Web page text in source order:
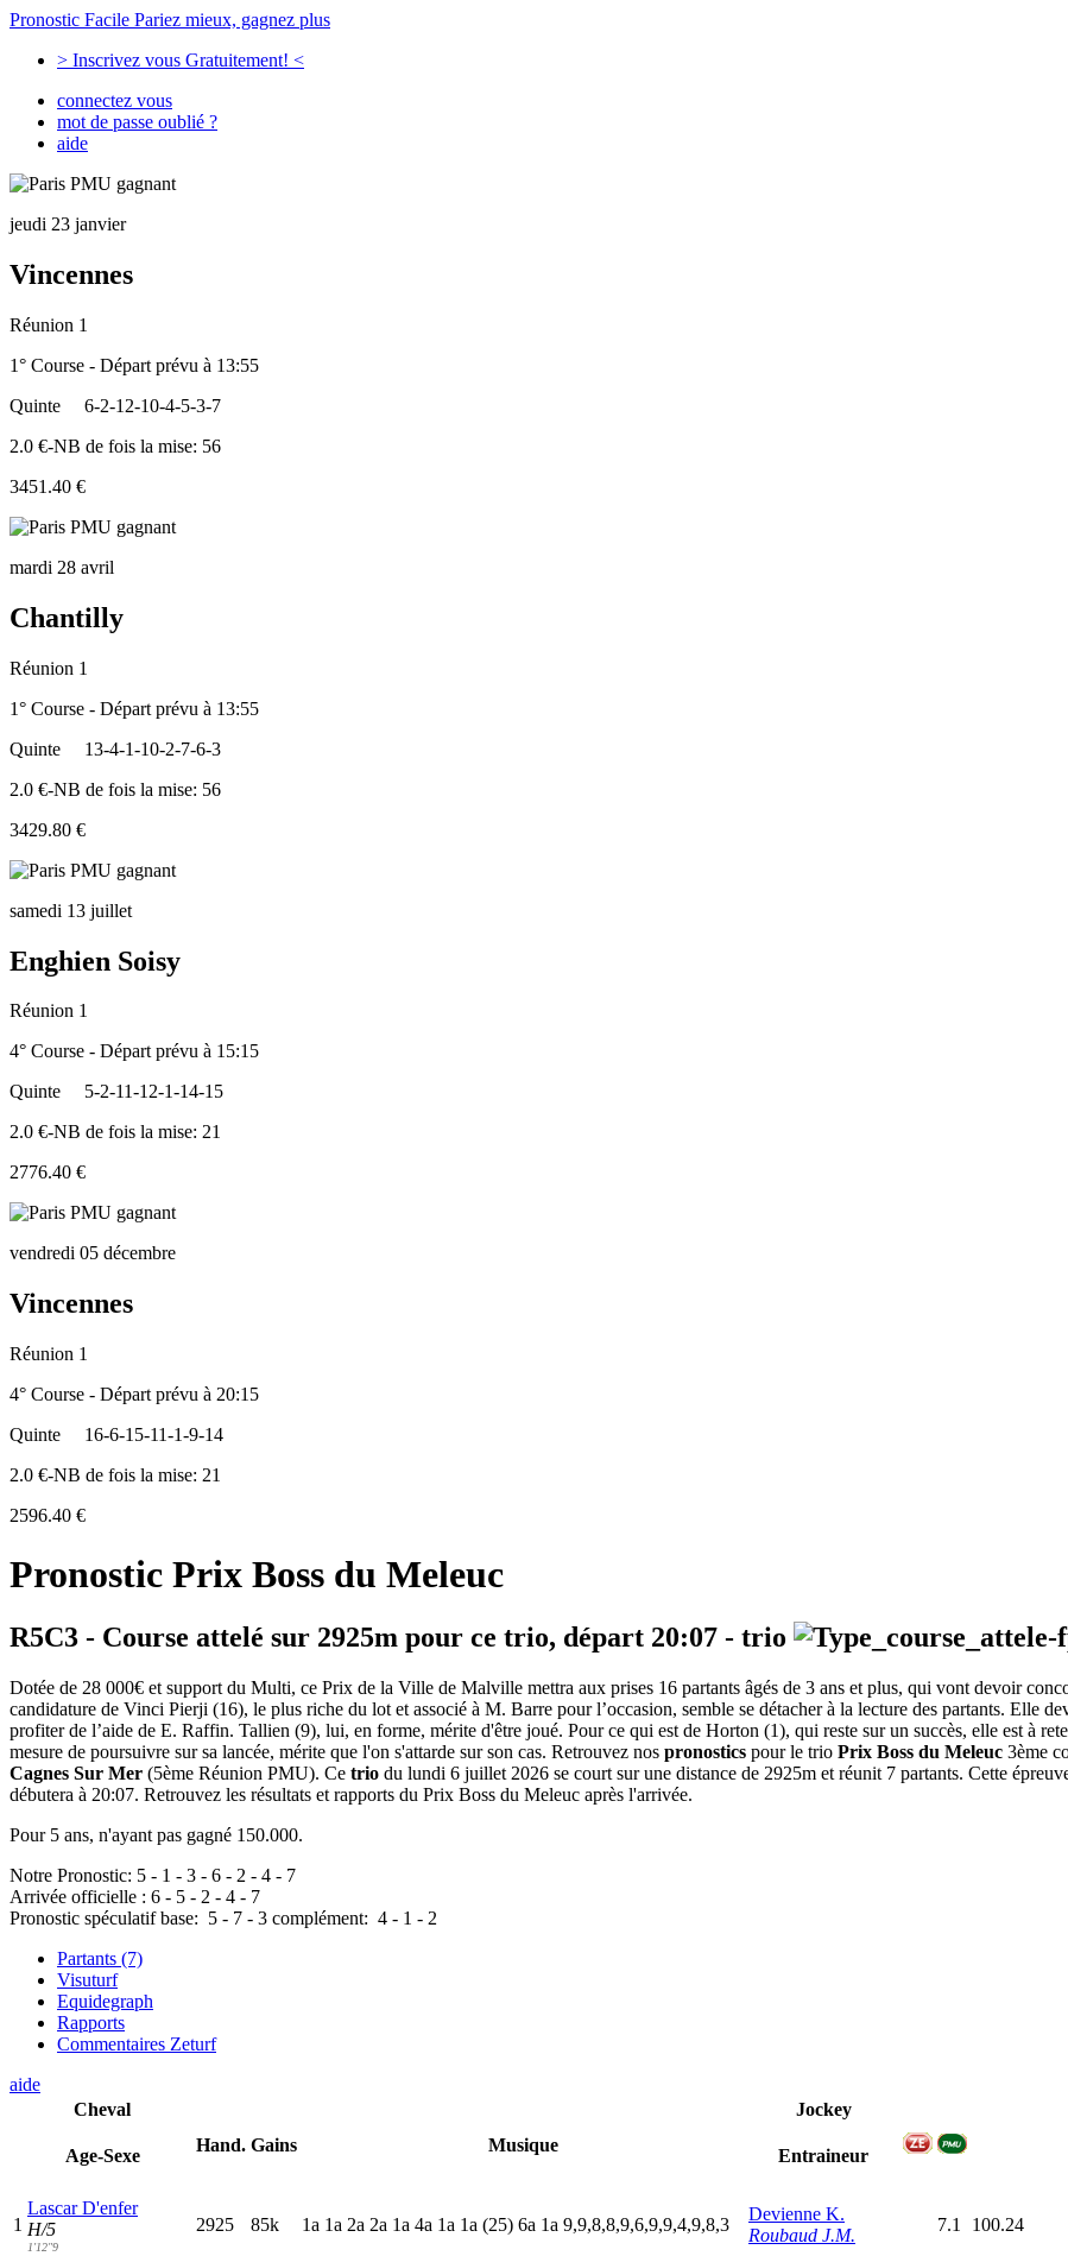
Pronostic Facile Pariez mieux, gagnez plus
> Inscrivez vous Gratuitement! <
connectez vous
mot de passe oublié ?
aide
jeudi 23 janvier
Vincennes
Réunion 1
1° Course - Départ prévu à 13:55
Quinte
6-2-12-10-4-5-3-7
2.0 €-NB de fois la mise: 56
3451.40 €
mardi 28 avril
Chantilly
Réunion 1
1° Course - Départ prévu à 13:55
Quinte
13-4-1-10-2-7-6-3
2.0 €-NB de fois la mise: 56
3429.80 €
samedi 13 juillet
Enghien Soisy
Réunion 1
4° Course - Départ prévu à 15:15
Quinte
5-2-11-12-1-14-15
2.0 €-NB de fois la mise: 21
2776.40 €
vendredi 05 décembre
Vincennes
Réunion 1
4° Course - Départ prévu à 20:15
Quinte
16-6-15-11-1-9-14
2.0 €-NB de fois la mise: 21
2596.40 €
Pronostic Prix Boss du Meleuc
R5C3 - Course attelé sur 2925m pour ce trio, départ 20:07 - trio
Dotée de 28 000€ et support du Multi, ce Prix de la Ville de Malville mettra aux prises 16 partants âgés de 3 ans et plus, qui vont devoir
candidature de Vinci Pierji (16), le plus riche du lot et associé à M. Barre pour l’occasion, semble se détacher à la lecture des partants. Elle
profiter de l’aide de E. Raffin. Tallien (9), lui, en forme, mérite d'être joué. Pour ce qui est de Horton (1), qui reste sur un succès, elle est à
mesure de poursuivre sur sa lancée, mérite que l'on s'attarde sur son cas. Retrouvez nos pronostics pour le trio Prix Boss du Meleuc 3ème
Cagnes Sur Mer (5ème Réunion PMU). Ce trio du lundi 6 juillet 2026 se court sur une distance de 2925m et réunit 7 partants. Cette
débutera à 20:07. Retrouvez les résultats et rapports du Prix Boss du Meleuc après l'arrivée.
Pour 5 ans, n'ayant pas gagné 150.000.
Notre Pronostic: 5 - 1 - 3 - 6 - 2 - 4 - 7
Arrivée officielle : 6 - 5 - 2 - 4 - 7
Pronostic spéculatif base: 5 - 7 - 3 complément: 4 - 1 - 2
Partants (7)
Visuturf
Equidegraph
Rapports
Commentaires Zeturf
aide
Cheval
Age-Sexe
Hand. Gains Musique
Jockey
Entraineur
1
Lascar D'enfer
H/5
1'12"9
2925 85k 1a 1a 2a 2a 1a 4a 1a 1a (25) 6a 1a 9,9,8,8,9,6,9,9,4,9,8,3
Devienne K.
Roubaud J.M.
7.1 100.24